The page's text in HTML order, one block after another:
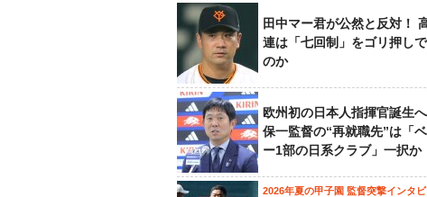
田中マー君が公然と反対！
連は「七回制」をゴリ押し
のか
欧州初の日本人指揮官誕生
保一監督の“再就職先”は「
ー1部の日系クラブ」一択か
2026年夏の甲子園 監督突撃インタ